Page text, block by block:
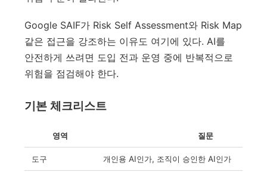
Google SAIF가 Risk Self Assessment와 Risk Map
같은 접근을 강조하는 이유도 여기에 있다. AI를
안전하게 쓰려면 도입 전과 운영 중에 반복적으로
위험을 점검해야 한다.
기본 체크리스트
영역 질문
도구 개인용 AI인가, 조직이 승인한 AI인가